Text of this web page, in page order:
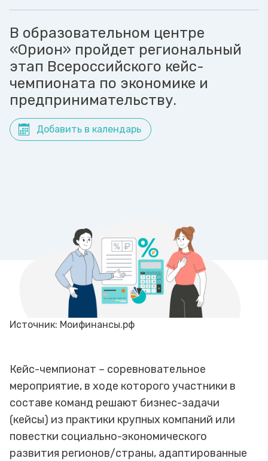
В образовательном центре
«Орион» пройдет региональный
этап Всероссийского кейс-
чемпионата по экономике и
предпринимательству.
Добавить в календарь
Источник: Моифинансы.рф
Кейс-чемпионат – соревновательное
мероприятие, в ходе которого участники в
составе команд решают бизнес-задачи
(кейсы) из практики крупных компаний или
повестки социально-экономического
развития регионов/страны, адаптированные